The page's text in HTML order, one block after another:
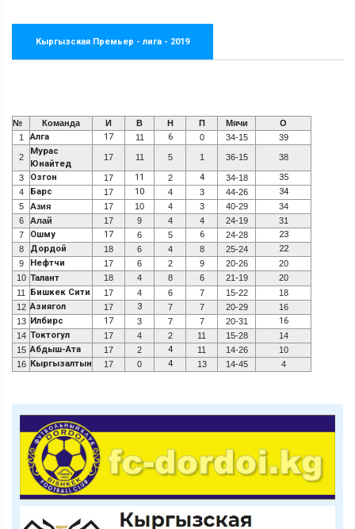
Кыргызская Премьер - лига - 2019
№ Команда И В Н П Мячи
О
1
Алга 17 11 6 0 34-15 39
2
Мурас
Юнайтед
17 11 5 1 36-15 38
3 Озгон 17 11 2 4 34-18 35
4 Барс 17 10 4 3 44-26 34
5 Азия 17 10 4 3 40-29
34
6
Алай 17 9 4 4 24-19
31
7
Ошму 17 6 5 6 24-28 23
8 Дордой 18 6 4 8 25-24 22
9 Нефтчи 17 6 2 9 20-26
20
10 Талант 18 4 8 6 21-19
20
11
Бишкек Сити 17 4 6 7 15-22
18
12 Азиягол 17 3 7 7 20-29
16
13 Илбирс 17 3 7 7 20-31 16
14 Токтогул 17 4 2 11 15-28
14
15 Абдыш-Ата 17 2 4 11 14-26
10
16 Кыргызалтын 17 0 4 13 14-45 4